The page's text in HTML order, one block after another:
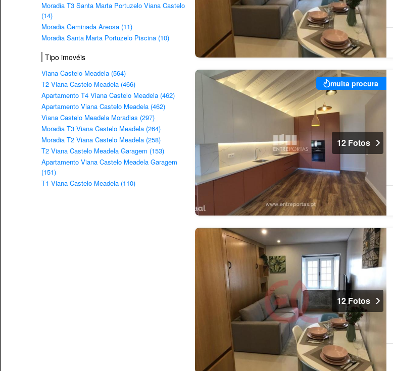
Moradia T3 Santa Marta Portuzelo Viana Castelo
(14)
Moradia Geminada Areosa (11)
Moradia Santa Marta Portuzelo Piscina (10)
Tipo imovéis
Viana Castelo Meadela (564)
T2 Viana Castelo Meadela (466)
Apartamento T4 Viana Castelo Meadela (462)
Apartamento Viana Castelo Meadela (462)
Viana Castelo Meadela Moradias (297)
Moradia T3 Viana Castelo Meadela (264)
Moradia T2 Viana Castelo Meadela (258)
T2 Viana Castelo Meadela Garagem (153)
Apartamento Viana Castelo Meadela Garagem
(151)
T1 Viana Castelo Meadela (110)
muita procura
12 Fotos
12 Fotos